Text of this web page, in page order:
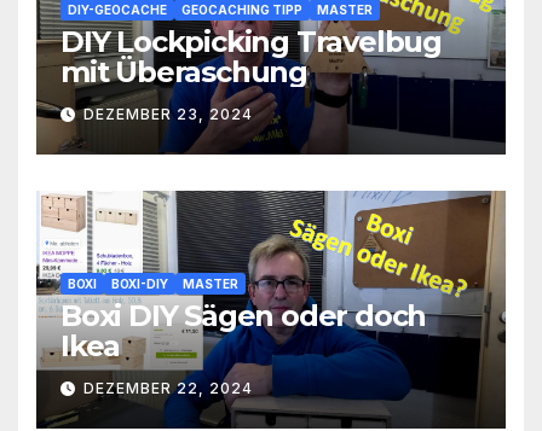
DIY-GEOCACHE GEOCACHING TIPP MASTER
DIY Lockpicking Travelbug
mit Überaschung
DEZEMBER 23, 2024
BOXI BOXI-DIY MASTER
Boxi DIY Sägen oder doch
Ikea
DEZEMBER 22, 2024